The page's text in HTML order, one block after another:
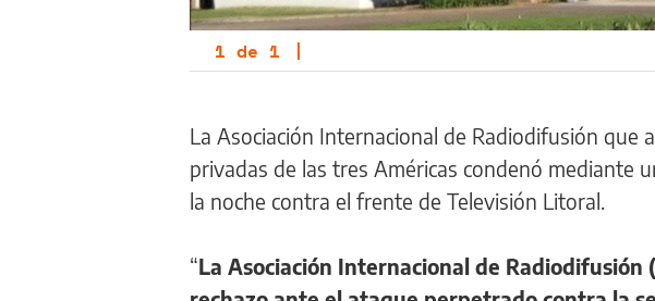
1 de 1 |
La Asociación Internacional de Radiodifusión que
privadas de las tres Américas condenó mediante
la noche contra el frente de Televisión Litoral.
“La Asociación Internacional de Radiodifusión